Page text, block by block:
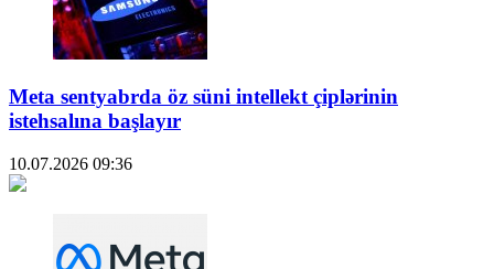
Meta sentyabrda öz süni intellekt çiplərinin
istehsalına başlayır
10.07.2026 09:36